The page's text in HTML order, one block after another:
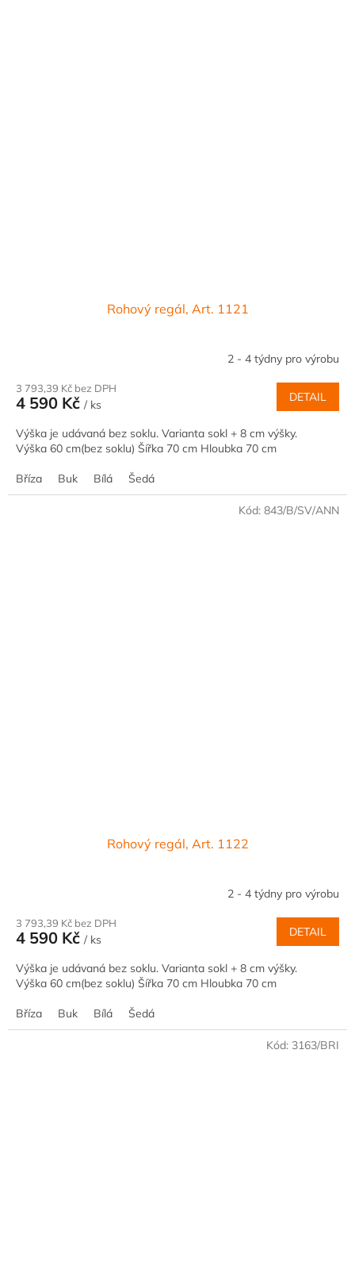
Rohový regál, Art. 1121
2 - 4 týdny pro výrobu
3 793,39 Kč bez DPH
4 590 Kč / ks
DETAIL
Výška je udávaná bez soklu. Varianta sokl + 8 cm výšky.
Výška 60 cm(bez soklu) Šířka 70 cm Hloubka 70 cm
Bříza Buk Bílá Šedá
Rohový regál, Art. 1122
2 - 4 týdny pro výrobu
3 793,39 Kč bez DPH
4 590 Kč / ks
DETAIL
Výška je udávaná bez soklu. Varianta sokl + 8 cm výšky.
Výška 60 cm(bez soklu) Šířka 70 cm Hloubka 70 cm
Bříza Buk Bílá Šedá
Kód: 843/B/SV/ANN
Kód: 3163/BRI